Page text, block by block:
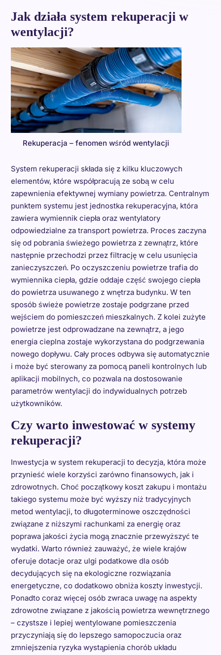
Jak działa system rekuperacji w
wentylacji?
Rekuperacja – fenomen wśród wentylacji
System rekuperacji składa się z kilku kluczowych
elementów, które współpracują ze sobą w celu
zapewnienia efektywnej wymiany powietrza. Centralnym
punktem systemu jest jednostka rekuperacyjna, która
zawiera wymiennik ciepła oraz wentylatory
odpowiedzialne za transport powietrza. Proces zaczyna
się od pobrania świeżego powietrza z zewnątrz, które
następnie przechodzi przez filtrację w celu usunięcia
zanieczyszczeń. Po oczyszczeniu powietrze trafia do
wymiennika ciepła, gdzie oddaje część swojego ciepła
do powietrza usuwanego z wnętrza budynku. W ten
sposób świeże powietrze zostaje podgrzane przed
wejściem do pomieszczeń mieszkalnych. Z kolei zużyte
powietrze jest odprowadzane na zewnątrz, a jego
energia cieplna zostaje wykorzystana do podgrzewania
nowego dopływu. Cały proces odbywa się automatycznie
i może być sterowany za pomocą paneli kontrolnych lub
aplikacji mobilnych, co pozwala na dostosowanie
parametrów wentylacji do indywidualnych potrzeb
użytkowników.
Czy warto inwestować w systemy
rekuperacji?
Inwestycja w system rekuperacji to decyzja, która może
przynieść wiele korzyści zarówno finansowych, jak i
zdrowotnych. Choć początkowy koszt zakupu i montażu
takiego systemu może być wyższy niż tradycyjnych
metod wentylacji, to długoterminowe oszczędności
związane z niższymi rachunkami za energię oraz
poprawa jakości życia mogą znacznie przewyższyć te
wydatki. Warto również zauważyć, że wiele krajów
oferuje dotacje oraz ulgi podatkowe dla osób
decydujących się na ekologiczne rozwiązania
energetyczne, co dodatkowo obniża koszty inwestycji.
Ponadto coraz więcej osób zwraca uwagę na aspekty
zdrowotne związane z jakością powietrza wewnętrznego
– czystsze i lepiej wentylowane pomieszczenia
przyczyniają się do lepszego samopoczucia oraz
zmniejszenia ryzyka wystąpienia chorób układu